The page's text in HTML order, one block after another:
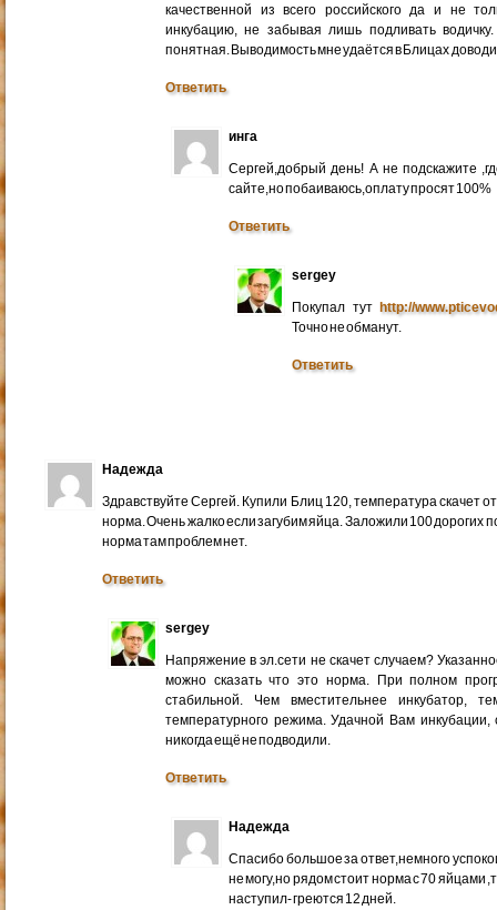
качественной из всего российского да и не
инкубацию, не забывая лишь подливать
понятная. Выводимость мне удаётся в Блицах
Ответить
инга
Сергей,добрый день! А не подскажите
сайте,но побаиваюсь,оплату просят 100%
Ответить
sergey
Покупал тут http://
Точно не обманут.
Ответить
Надежда
Здравствуйте Сергей. Купили Блиц 120, температура скачет
норма. Очень жалко если загубим яйца. Заложили 100 дорогих
норма там проблем нет.
Ответить
sergey
Напряжение в эл.сети не скачет случаем?
можно сказать что это норма. При полном
стабильной. Чем вместительнее инкубатор,
температурного режима. Удачной Вам
никогда ещё не подводили.
Ответить
Надежда
Спасибо большое за ответ,немного
не могу,но рядом стоит норма с 70 яйцами
наступил- греются 12 дней.